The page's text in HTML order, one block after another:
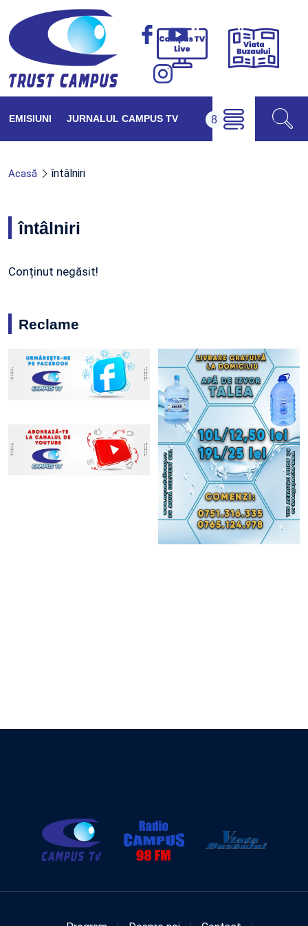
Campus
Viața
EMISIUNI JURNALUL CAMPUS TV
Acasă întâlniri
întâlniri
Conținut negăsit!
Reclame